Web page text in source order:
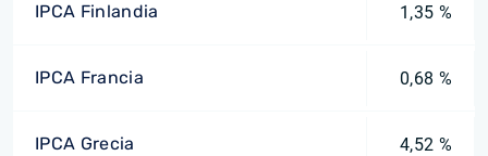
IPCA Finlandia 1,35 %
IPCA Francia 0,68 %
IPCA Grecia 4,52 %